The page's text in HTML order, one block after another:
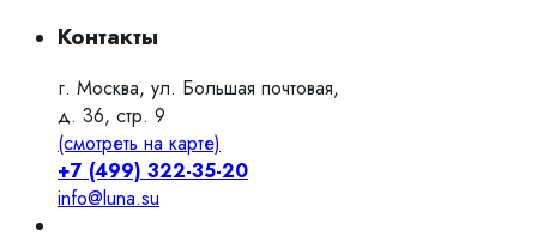
Контакты
г. Москва, ул. Большая почтовая,
д. 36, стр. 9
(смотреть на карте)
+7 (499) 322-35-20
info@luna.su